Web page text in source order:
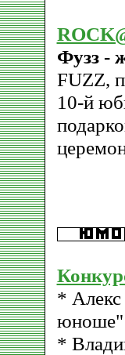
Фузз -
FUZZ,
10-й
*
юноше"
*